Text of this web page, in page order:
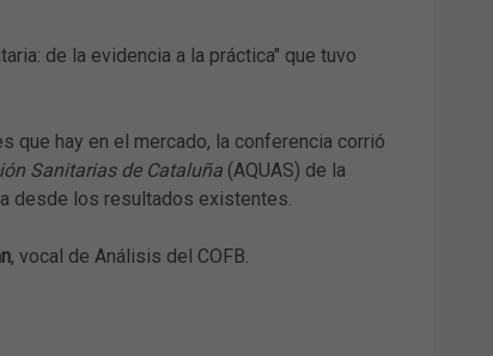
de la evidencia a la práctica" que tuvo
que hay en el mercado, la conferencia corrió
Sanitarias de Cataluña(AQUAS) de la
desde los resultados existentes.
, vocal de Análisis del COFB.